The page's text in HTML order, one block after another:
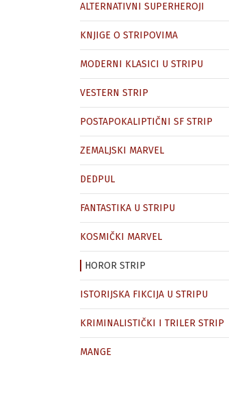
ALTERNATIVNI SUPERHEROJI
KNJIGE O STRIPOVIMA
MODERNI KLASICI U STRIPU
VESTERN STRIP
POSTAPOKALIPTIČNI SF STRIP
ZEMALJSKI MARVEL
DEDPUL
FANTASTIKA U STRIPU
KOSMIČKI MARVEL
HOROR STRIP
ISTORIJSKA FIKCIJA U STRIPU
KRIMINALISTIČKI I TRILER STRIP
MANGE